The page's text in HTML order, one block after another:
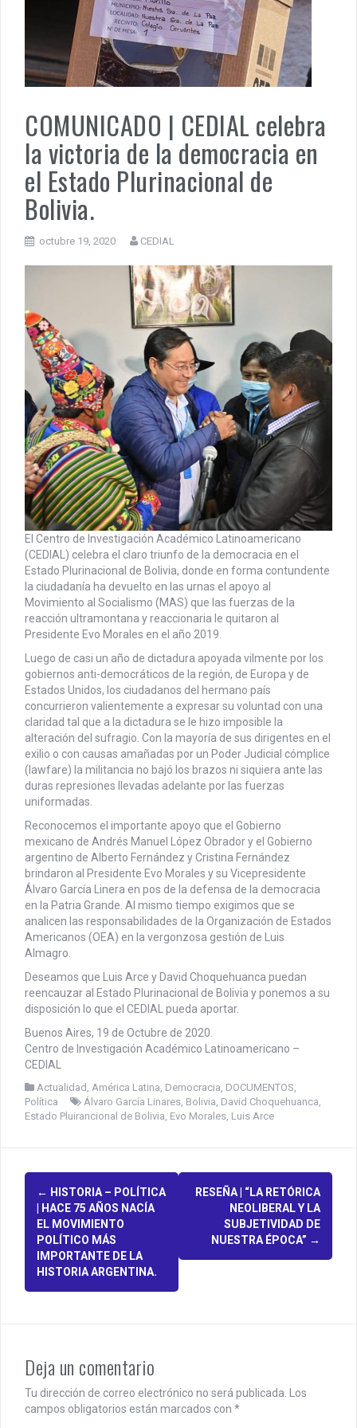
PENSAR UNA SEÑAL | Se echan los dados éticos de la
sustentibilidad. | 6 DE AGOSTO: SOBERANIA TERRITORIAL,
ECONOMICA Y POLITICA
COMUNICADO | CEDIAL celebra
la victoria de la democracia en
el Estado Plurinacional de
Bolivia.
octubre 19, 2020 CEDIAL
El Centro de Investigación Académico Latinoamericano
(CEDIAL) celebra el claro triunfo de la democracia en el
Estado Plurinacional de Bolivia, donde en forma contundente
la ciudadanía ha devuelto en las urnas el apoyo al
Movimiento al Socialismo (MAS) que las fuerzas de la
reacción ultramontana y reaccionaria le quitaron al
Presidente Evo Morales en el año 2019.
Luego de casi un año de dictadura apoyada vilmente por los
gobiernos anti-democráticos de la región, de Europa y de
Estados Unidos, los ciudadanos del hermano país
concurrieron valientemente a expresar su voluntad con una
claridad tal que a la dictadura se le hizo imposible la
alteración del sufragio. Con la mayoría de sus dirigentes en el
exilio o con causas amañadas por un Poder Judicial cómplice
(lawfare) la militancia no bajó los brazos ni siquiera ante las
duras represiones llevadas adelante por las fuerzas
uniformadas.
Reconocemos el importante apoyo que el Gobierno
mexicano de Andrés Manuel López Obrador y el Gobierno
argentino de Alberto Fernández y Cristina Fernández
brindaron al Presidente Evo Morales y su Vicepresidente
Álvaro García Linera en pos de la defensa de la democracia
en la Patria Grande. Al mismo tiempo exigimos que se
analicen las responsabilidades de la Organización de Estados
Americanos (OEA) en la vergonzosa gestión de Luis
Almagro.
Deseamos que Luis Arce y David Choquehuanca puedan
reencauzar al Estado Plurinacional de Bolivia y ponemos a su
disposición lo que el CEDIAL pueda aportar.
Buenos Aires, 19 de Octubre de 2020.
Centro de Investigación Académico Latinoamericano –
CEDIAL
Actualidad América Latina Democracia DOCUMENTOS
Política
Álvaro García Linares Bolivia David Choquehuanca
Estado Pluirancional de Bolivia Evo Morales Luis Arce
P
t
v
i
← HISTORIA – POLÍTICA
| HACE 75 AÑOS NACÍA
EL MOVIMIENTO
POLÍTICO MÁS
IMPORTANTE DE LA
HISTORIA ARGENTINA.
RESEÑA | “LA RETÓRICA
NEOLIBERAL Y LA
SUBJETIVIDAD DE
NUESTRA ÉPOCA” →
Deja un comentario
Tu dirección de correo electrónico no será publicada.
Los
campos obligatorios están marcados con *